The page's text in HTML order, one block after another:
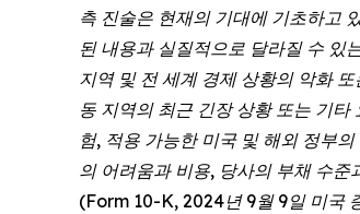
측 진술은 현재의 기대에 기초하고
된 내용과 실질적으로 달라질 수 있
지역 및 전 세계 경제 상황의 악화
동 지역의 최근 긴장 상황 또는 기
험, 적용 가능한 미국 및 해외 정부
의 어려움과 비용, 당사의 부채 수
(Form 10-K, 2024년 9월 9일 미국